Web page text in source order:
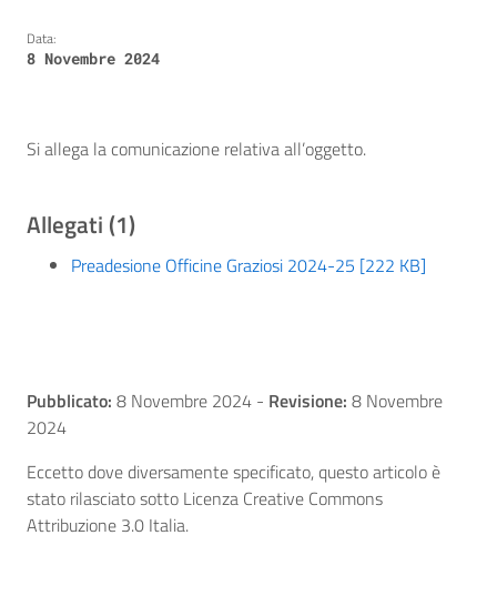
Data:
8 Novembre 2024
Si allega la comunicazione relativa all’oggetto.
Allegati (1)
Preadesione Officine Graziosi 2024-25 [222 KB]
Pubblicato: 8 Novembre 2024 - Revisione: 8 Novembre
2024
Eccetto dove diversamente specificato, questo articolo è
stato rilasciato sotto Licenza Creative Commons
Attribuzione 3.0 Italia.